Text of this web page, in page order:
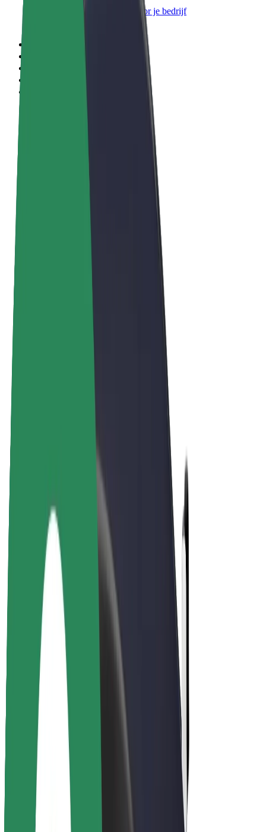
Bolt-producten en -services voor je bedrijf
Franchises
Bedrijf
Carrière
Over Bolt
Duurzaamheid bij Bolt
Project Zero
Blog
Nieuws
Merkrichtlijnen
Missie
Investeerdersrelaties
Leiderschap
Merk
Media
Urban Fund
Veiligheid